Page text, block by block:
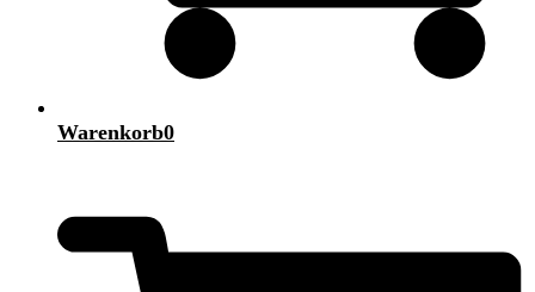
Warenkorb0